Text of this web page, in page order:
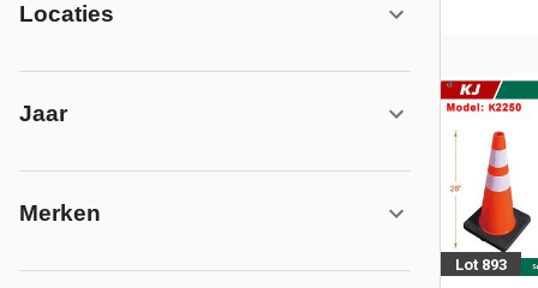
Locaties
Jaar
Merken
Lot 893